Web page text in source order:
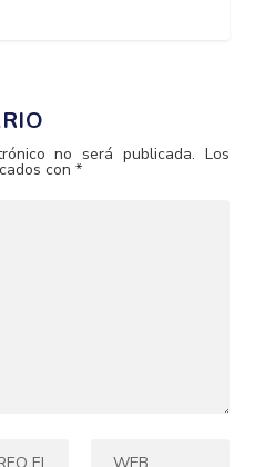
no será publicada. Los
con*